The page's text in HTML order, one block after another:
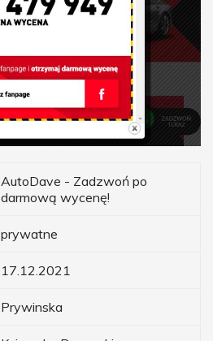
AutoDave - Zadzwoń po
darmową wycenę!
prywatne
17.12.2021
Prywinska